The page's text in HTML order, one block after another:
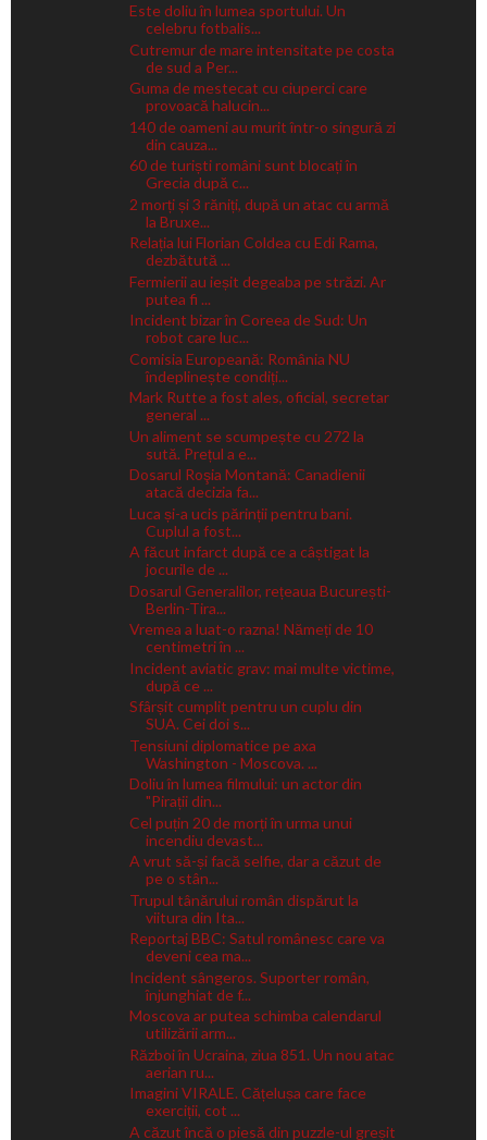
Este doliu în lumea sportului. Un
celebru fotbalis...
Cutremur de mare intensitate pe costa
de sud a Per...
Guma de mestecat cu ciuperci care
provoacă halucin...
140 de oameni au murit într-o singură zi
din cauza...
60 de turiști români sunt blocați în
Grecia după c...
2 morți și 3 răniți, după un atac cu armă
la Bruxe...
Relația lui Florian Coldea cu Edi Rama,
dezbătută ...
Fermierii au ieșit degeaba pe străzi. Ar
putea fi ...
Incident bizar în Coreea de Sud: Un
robot care luc...
Comisia Europeană: România NU
îndeplinește condiți...
Mark Rutte a fost ales, oficial, secretar
general ...
Un aliment se scumpește cu 272 la
sută. Prețul a e...
Dosarul Roşia Montană: Canadienii
atacă decizia fa...
Luca și-a ucis părinții pentru bani.
Cuplul a fost...
A făcut infarct după ce a câștigat la
jocurile de ...
Dosarul Generalilor, rețeaua București-
Berlin-Tira...
Vremea a luat-o razna! Nămeți de 10
centimetri în ...
Incident aviatic grav: mai multe victime,
după ce ...
Sfârșit cumplit pentru un cuplu din
SUA. Cei doi s...
Tensiuni diplomatice pe axa
Washington - Moscova. ...
Doliu în lumea filmului: un actor din
"Pirații din...
Cel puțin 20 de morți în urma unui
incendiu devast...
A vrut să-și facă selfie, dar a căzut de
pe o stân...
Trupul tânărului român dispărut la
viitura din Ita...
Reportaj BBC: Satul românesc care va
deveni cea ma...
Incident sângeros. Suporter român,
înjunghiat de f...
Moscova ar putea schimba calendarul
utilizării arm...
Război în Ucraina, ziua 851. Un nou atac
aerian ru...
Imagini VIRALE. Cățelușa care face
exerciții, cot ...
A căzut încă o piesă din puzzle-ul greșit